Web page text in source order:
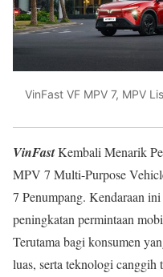
VinFast VF MPV 7, MPV
VinFastKembali Menarik
MPV 7 Multi-Purpose
7 Penumpang. Kendaraan
peningkatan permintaan
Terutama bagi konsumen
luas, serta teknologi canggih